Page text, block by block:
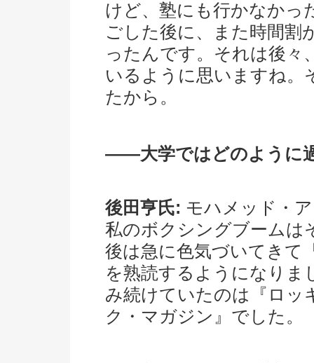
けど、塾にも行かなかっ
ごした後に、また時間割
ったんです。それは後々
いるように思いますね。
たから。
――大学ではどのように
後田亨氏: モハメッド・
私のボクシングブームは
後は急に色気づいてきて
を熟読するようになりま
み続けていたのは『ロッ
ク・マガジン』でした。